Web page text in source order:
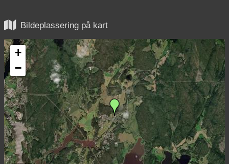
 Bildeplassering på kart
+
−